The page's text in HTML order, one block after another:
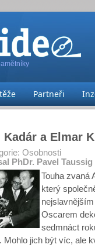
Partneři
Kadár a Elmar
Osobnosti
PhDr. Pavel Taussig
Touha zvaná
který
Oscarem
sedmnáct
Mohlo jich být víc, ale